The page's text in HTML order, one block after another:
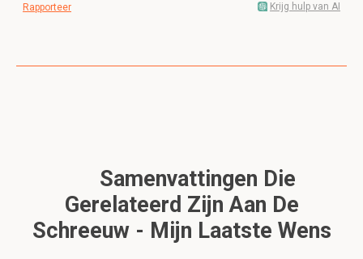
Rapporteer Krijg hulp van AI
Samenvattingen Die
Gerelateerd Zijn Aan De
Schreeuw - Mijn Laatste Wens